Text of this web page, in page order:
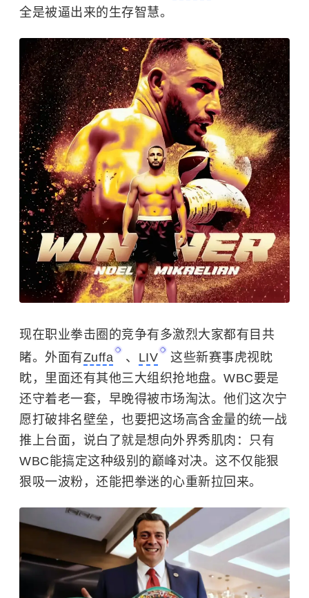
全是被逼出来的生存智慧。
现在职业拳击圈的竞争有多激烈大家都有目共
睹。外面有Zuffa 、 LIV
这些新赛事虎视眈
眈，里面还有其他三大组织抢地盘。WBC要是
还守着老一套，早晚得被市场淘汰。他们这次宁
愿打破排名壁垒，也要把这场高含金量的统一战
推上台面，说白了就是想向外界秀肌肉：只有
WBC能搞定这种级别的巅峰对决。这不仅能狠
狠吸一波粉，还能把拳迷的心重新拉回来。